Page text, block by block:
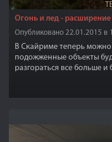
Огонь и лед -
Опубликовано 22.01.2015 в
В Скайриме теперь можно
подожженные объекты
разгораться все больше